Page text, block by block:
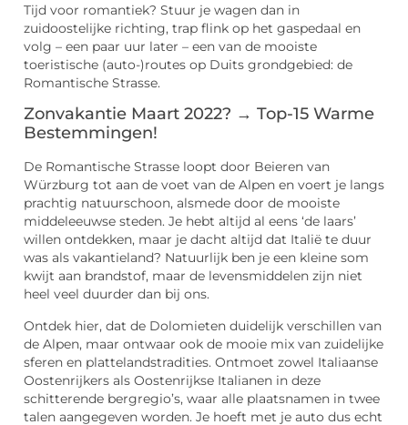
Tijd voor romantiek? Stuur je wagen dan in
zuidoostelijke richting, trap flink op het gaspedaal en
volg – een paar uur later – een van de mooiste
toeristische (auto-)routes op Duits grondgebied: de
Romantische Strasse.
Zonvakantie Maart 2022? → Top-15 Warme
Bestemmingen!
De Romantische Strasse loopt door Beieren van
Würzburg tot aan de voet van de Alpen en voert je langs
prachtig natuurschoon, alsmede door de mooiste
middeleeuwse steden. Je hebt altijd al eens ‘de laars’
willen ontdekken, maar je dacht altijd dat Italië te duur
was als vakantieland? Natuurlijk ben je een kleine som
kwijt aan brandstof, maar de levensmiddelen zijn niet
heel veel duurder dan bij ons.
Ontdek hier, dat de Dolomieten duidelijk verschillen van
de Alpen, maar ontwaar ook de mooie mix van zuidelijke
sferen en plattelandstradities. Ontmoet zowel Italiaanse
Oostenrijkers als Oostenrijkse Italianen in deze
schitterende bergregio’s, waar alle plaatsnamen in twee
talen aangegeven worden. Je hoeft met je auto dus echt